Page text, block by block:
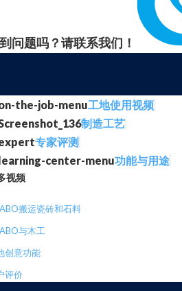
问题吗？请联系我们！
工地使用视频
制造工艺
专家评测
功能与用途
视频
搬运瓷砖和石料
与木工
创意功能
评价